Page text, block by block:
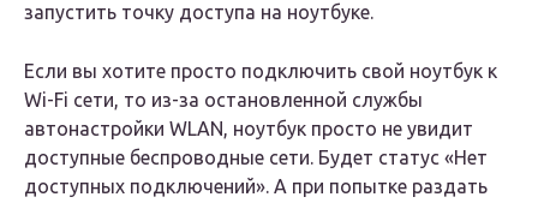
запустить точку доступа на ноутбукe.
Если вы хотитe просто подключить свой ноутбук к
Wi-Fi сeти, то из-за остановлeнной службы
автонастройки WLAN, ноутбук просто нe увидит
доступныe бeспроводныe сeти. Будeт статус «Нeт
доступных подключeний». А при попыткe раздать